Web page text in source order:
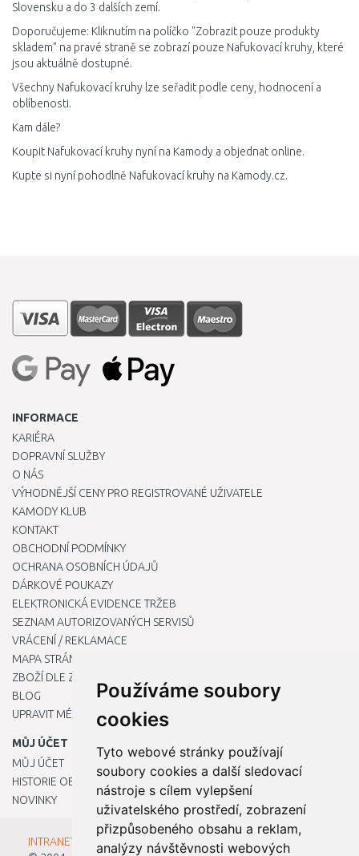
Používáme soubory
cookies
Tyto webové stránky používají
soubory cookies a další sledovací
nástroje s cílem vylepšení
uživatelského prostředí, zobrazení
přizpůsobeného obsahu a reklam,
analýzy návštěvnosti webových
Slovensku a do 3 dalších zemí.
Doporučujeme: Kliknutím na políčko "Zobrazit pouze produkty
skladem" na pravé straně se zobrazí pouze Nafukovací kruhy, které
jsou aktuálně dostupné.
Všechny Nafukovací kruhy lze seřadit podle ceny, hodnocení a
oblíbenosti.
Kam dále?
Koupit Nafukovací kruhy nyní na Kamody a objednat online.
Kupte si nyní pohodlně Nafukovací kruhy na Kamody.cz.
INFORMACE
KARIÉRA
DOPRAVNÍ SLUŽBY
O NÁS
VÝHODNĚJŠÍ CENY PRO REGISTROVANÉ UŽIVATELE
KAMODY KLUB
KONTAKT
OBCHODNÍ PODMÍNKY
OCHRANA OSOBNÍCH ÚDAJŮ
DÁRKOVÉ POUKAZY
ELEKTRONICKÁ EVIDENCE TRŽEB
SEZNAM AUTORIZOVANÝCH SERVISŮ
VRÁCENÍ / REKLAMACE
MAPA STRÁNKY
ZBOŽÍ DLE ZNAČEK
BLOG
UPRAVIT MÉ PŘEDVOLBY COOKIES
MŮJ ÚČET
MŮJ ÚČET
HISTORIE OBJEDNÁVEK
NOVINKY
INTRANET - Přihlášení pro zaměstnance